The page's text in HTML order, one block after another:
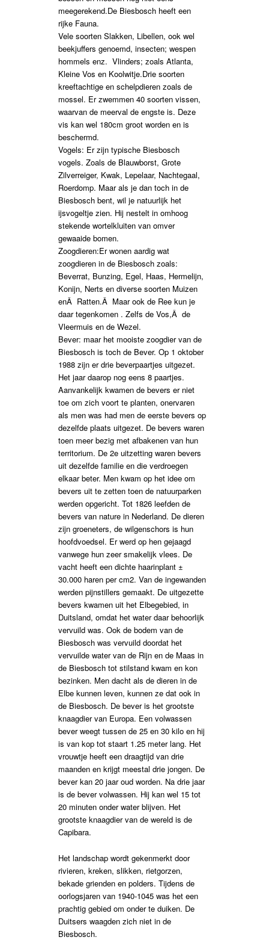
meegerekend.De Biesbosch heeft een
rijke Fauna.
Vele soorten Slakken, Libellen, ook wel
beekjuffers genoemd, insecten; wespen
hommels enz. Vlinders; zoals Atlanta,
Kleine Vos en Koolwitje.Drie soorten
kreeftachtige en schelpdieren zoals de
mossel. Er zwemmen 40 soorten vissen,
waarvan de meerval de engste is. Deze
vis kan wel 180cm groot worden en is
beschermd.
Vogels: Er zijn typische Biesbosch
vogels. Zoals de Blauwborst, Grote
Zilverreiger, Kwak, Lepelaar, Nachtegaal,
Roerdomp. Maar als je dan toch in de
Biesbosch bent, wil je natuurlijk het
ijsvogeltje zien. Hij nestelt in omhoog
stekende wortelkluiten van omver
gewaaide bomen.
Zoogdieren:Er wonen aardig wat
zoogdieren in de Biesbosch zoals:
Beverrat, Bunzing, Egel, Haas, Hermelijn,
Konijn, Nerts en diverse soorten Muizen
enÂ Ratten.Â Maar ook de Ree kun je
daar tegenkomen . Zelfs de Vos,Â de
Vleermuis en de Wezel.
Bever: maar het mooiste zoogdier van de
Biesbosch is toch de Bever. Op 1 oktober
1988 zijn er drie beverpaartjes uitgezet.
Het jaar daarop nog eens 8 paartjes.
Aanvankelijk kwamen de bevers er niet
toe om zich voort te planten, onervaren
als men was had men de eerste bevers op
dezelfde plaats uitgezet. De bevers waren
toen meer bezig met afbakenen van hun
territorium. De 2e uitzetting waren bevers
uit dezelfde familie en die verdroegen
elkaar beter. Men kwam op het idee om
bevers uit te zetten toen de natuurparken
werden opgericht. Tot 1826 leefden de
bevers van nature in Nederland. De dieren
zijn groeneters, de wilgenschors is hun
hoofdvoedsel. Er werd op hen gejaagd
vanwege hun zeer smakelijk vlees. De
vacht heeft een dichte haarinplant ±
30.000 haren per cm2. Van de ingewanden
werden pijnstillers gemaakt. De uitgezette
bevers kwamen uit het Elbegebied, in
Duitsland, omdat het water daar behoorlijk
vervuild was. Ook de bodem van de
Biesbosch was vervuild doordat het
vervuilde water van de Rijn en de Maas in
de Biesbosch tot stilstand kwam en kon
bezinken. Men dacht als de dieren in de
Elbe kunnen leven, kunnen ze dat ook in
de Biesbosch. De bever is het grootste
knaagdier van Europa. Een volwassen
bever weegt tussen de 25 en 30 kilo en hij
is van kop tot staart 1.25 meter lang. Het
vrouwtje heeft een draagtijd van drie
maanden en krijgt meestal drie jongen. De
bever kan 20 jaar oud worden. Na drie jaar
is de bever volwassen. Hij kan wel 15 tot
20 minuten onder water blijven. Het
grootste knaagdier van de wereld is de
Capibara.
Het landschap wordt gekenmerkt door
rivieren, kreken, slikken, rietgorzen,
bekade grienden en polders. Tijdens de
oorlogsjaren van 1940-1045 was het een
prachtig gebied om onder te duiken. De
Duitsers waagden zich niet in de
Biesbosch.